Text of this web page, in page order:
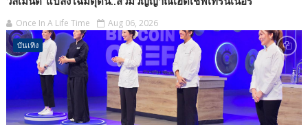
Once In A Life Time Aug 06, 2026
บันเทิง